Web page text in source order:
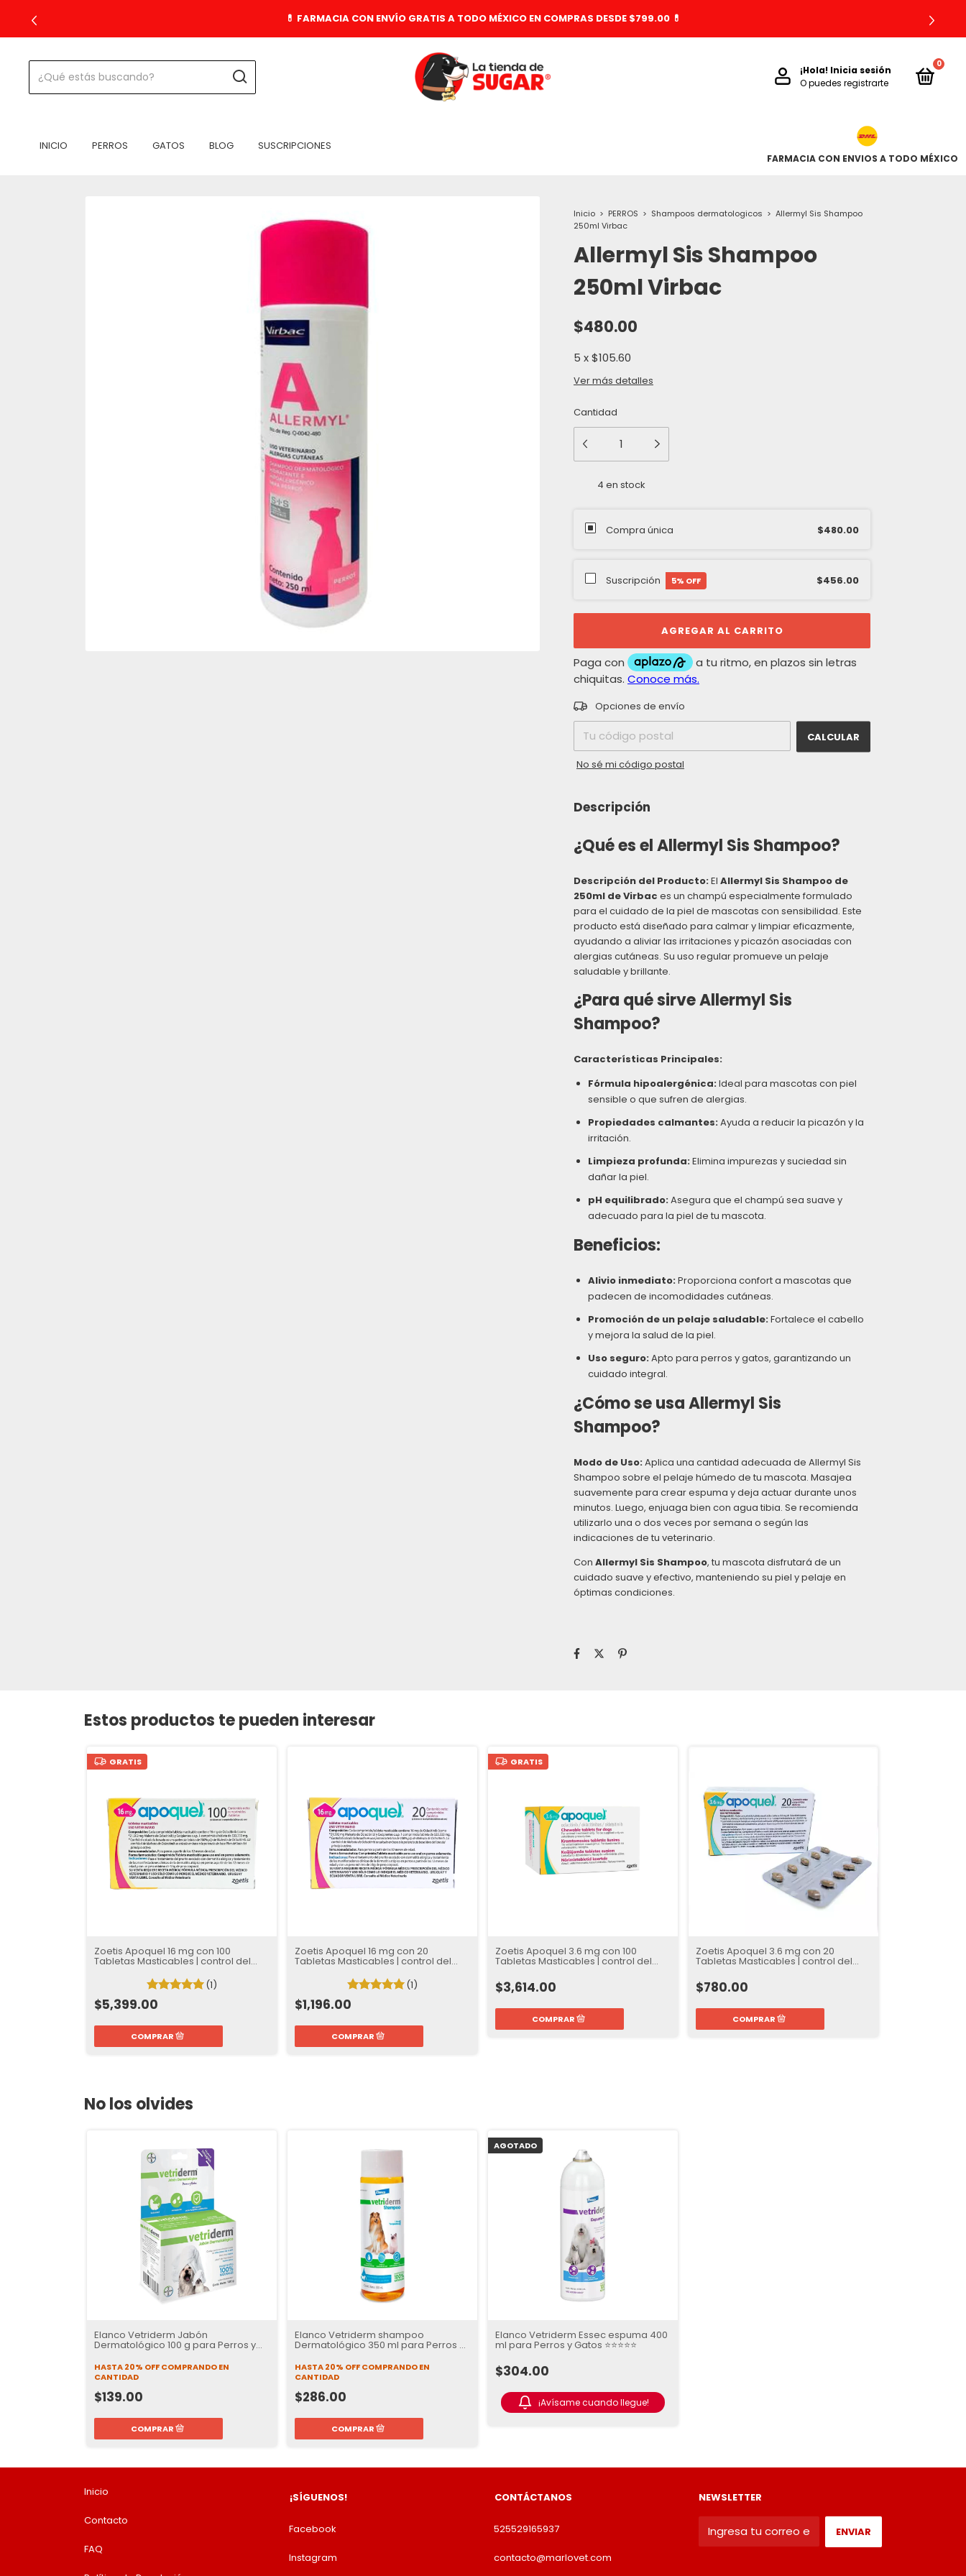
💊 FARMACIA CON ENVÍO GRATIS A TODO MÉXICO EN COMPRAS DESDE $799.00 💊
¡Hola! Inicia sesión
O puedes registrarte
0
INICIO PERROS GATOS BLOG SUSCRIPCIONES
FARMACIA CON ENVIOS A TODO MÉXICO
Inicio > PERROS > Shampoos dermatologicos > Allermyl Sis Shampoo
250ml Virbac
Allermyl Sis Shampoo
250ml Virbac
$480.00
5 x$105.60
Ver más detalles
Cantidad
4 en stock
Compra única $480.00
Suscripción 5% OFF $456.00
Entregas para el CP:
Opciones de envío
CALCULAR
No sé mi código postal
Descripción
¿Qué es el Allermyl Sis Shampoo?
Descripción del Producto:El Allermyl Sis Shampoo de
250ml de Virbac es un champú especialmente formulado
para el cuidado de la piel de mascotas con sensibilidad. Este
producto está diseñado para calmar y limpiar eficazmente,
ayudando a aliviar las irritaciones y picazón asociadas con
alergias cutáneas. Su uso regular promueve un pelaje
saludable y brillante.
¿Para qué sirve Allermyl Sis
Shampoo?
Características Principales:
Fórmula hipoalergénica:Ideal para mascotas con piel
sensible o que sufren de alergias.
Propiedades calmantes:Ayuda a reducir la picazón y la
irritación.
Limpieza profunda:Elimina impurezas y suciedad sin
dañar la piel.
pH equilibrado:Asegura que el champú sea suave y
adecuado para la piel de tu mascota.
Beneficios:
Alivio inmediato:Proporciona confort a mascotas que
padecen de incomodidades cutáneas.
Promoción de un pelaje saludable:Fortalece el cabello
y mejora la salud de la piel.
Uso seguro:Apto para perros y gatos, garantizando un
cuidado integral.
¿Cómo se usa Allermyl Sis
Shampoo?
Modo de Uso:Aplica una cantidad adecuada de Allermyl Sis
Shampoo sobre el pelaje húmedo de tu mascota. Masajea
suavemente para crear espuma y deja actuar durante unos
minutos. Luego, enjuaga bien con agua tibia. Se recomienda
utilizarlo una o dos veces por semana o según las
indicaciones de tu veterinario.
Con Allermyl Sis Shampoo, tu mascota disfrutará de un
cuidado suave y efectivo, manteniendo su piel y pelaje en
óptimas condiciones.
Estos productos te pueden interesar
GRATIS
Zoetis Apoquel 16 mg con 100
Tabletas Masticables | control del
(1)
$5,399.00
Zoetis Apoquel 16 mg con 20
Tabletas Masticables | control del
(1)
$1,196.00
GRATIS
Zoetis Apoquel 3.6 mg con 100
Tabletas Masticables | control del
$3,614.00
Zoetis Apoquel 3.6 mg con 20
Tabletas Masticables | control del
$780.00
No los olvides
Elanco Vetriderm Jabón
Dermatológico 100 g para Perros y
HASTA 20% OFFCOMPRANDO EN
CANTIDAD
$139.00
Elanco Vetriderm shampoo
Dermatológico 350 ml para Perros y
HASTA 20% OFFCOMPRANDO EN
CANTIDAD
$286.00
AGOTADO
Elanco Vetriderm Essec espuma 400
ml para Perros y Gatos ⭐⭐⭐⭐⭐
$304.00
¡Avísame cuando llegue!
Inicio
Contacto
FAQ
¡SÍGUENOS!
Facebook
Instagram
CONTÁCTANOS
525529165937
contacto@marlovet.com
NEWSLETTER